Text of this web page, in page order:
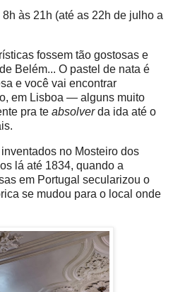
às 21h (até as 22h de julho a
fossem tão gostosas e
Belém... O pastel de nata é
e você vai encontrar
em Lisboa — alguns muito
pra te absolverda ida até o
no Mosteiro dos
lá até 1834, quando a
em Portugal secularizou o
se mudou para o local onde